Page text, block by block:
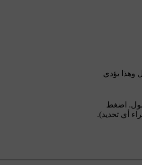
وهذا يؤدي
اضغط
أي تحديد).